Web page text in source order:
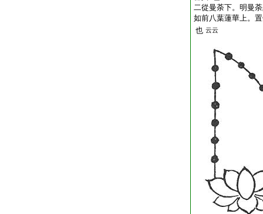
二從曼荼下。明曼
如前八葉蓮華上。
也 云云